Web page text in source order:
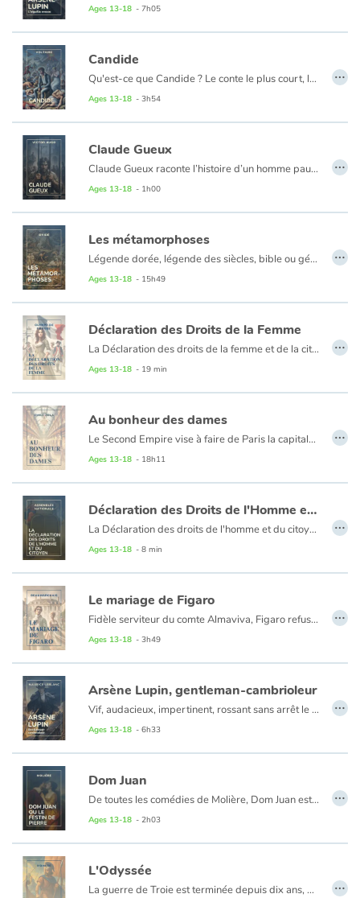
Ages 13-18 - 7h05
Candide
Qu'est-ce que Candide ? Le conte le plus court, le plus comique, le plus connu des Lumières. Condamné en plusieurs pays, lors de sa parution, pour indécence et effronterie, interdit de lecture par Diderot à sa fille, le voilà qui caracole aujourd'hui en tête des best-sellers de la littérature classique. On le porte au théâtre, on le met en musique, il attire les illustrateurs, inspire les cinéastes.
Ages 13-18 - 3h54
…
Claude Gueux
Claude Gueux raconte l’histoire d’un homme pauvre emprisonné pour avoir volé afin de nourrir sa famille. En prison, victime d’une injustice et d’un directeur cruel, Claude finit par commettre un meurtre et est condamné à mort. À travers ce récit inspiré d’un fait réel, Victor Hugo dénonce la misère sociale, l’inhumanité du système carcéral et la peine de mort.
Ages 13-18 - 1h00
…
Les métamorphoses
Légende dorée, légende des siècles, bible ou génie du paganisme, voici une œuvre qui, en douze mille vers, conte deux cent trente et une histoires de métamorphoses ; elles remontent, pour beaucoup, à l'origine du monde. Ovide, dans ses poèmes épiques et didactiques, nous a donné, des origines à Jules César, un des grands textes sur la genèse de l'humanité.La variété des styles, de l'horreur et du fantastique à l'élégie amoureuse, enchante le lecteur autant que Les Mille et Une Nuits. La grandeur de la Rome impériale, de l'Empire d'Occident s'y reflète. Les Métamorphoses sont l'une des sources principales de la littérature et des arts occidentaux. Comme les fontaines de Rome d'où l'eau ne cesse de jaillir, Les Métamorphoses sont à la fois un monument, et une source de la culture européenne.
Ages 13-18 - 15h49
…
Déclaration des Droits de la Femme
La Déclaration des droits de la femme et de la citoyenne reflète dans ses différentes parties la richesse saisissante de l’œuvre d'Olympe de Gouges et porte jusqu'à notre siècle la voix d'une révolutionnaire enthousiaste. Pierre angulaire du combat pour l'égalité entre les hommes et les femmes, ce texte redécouvert au début du XXe siècle continue de stimuler nos débats.
Ages 13-18 - 19 min
…
Au bonheur des dames
Le Second Empire vise à faire de Paris la capitale de la mode et du luxe. La ville se modernise. Les boutiques du Paris ancien laissent place peu à peu aux grands magasins, dans le voisinage des boulevards et de la gare Saint-Lazare. La nouvelle architecture illustre l'évolution des goûts : on entre dans le royaume de l'illusion. Octave Mouret, directeur du Bonheur des Dames, se lance dans le nouveau commerce. L'exploit du romancier est d'avoir transformé un épisode de notre histoire économique en aventure romanesque et en intrigue amoureuse. Rien d'idyllique pourtant : le magasin est construit sur un cadavre ensanglanté, et l'argent corrompt tout. Pour Zola, la réussite du grand magasin s'explique par la vanité des bourgeoises et le règne du paraître. Il nous décrit ici la fin et la naissance d'un monde : Paris, incarné ici dans un de ses mythes principaux, devient l'exemple de la cité moderne.
Ages 13-18 - 18h11
…
Déclaration des Droits de l'Homme et du Citoyen
La Déclaration des droits de l'homme et du citoyen (DDHC) de 1789 est un texte fondamental de la Révolution française qui énonce un ensemble de droits naturels individuels et communs, ainsi que les conditions de leur mise en œuvre. Ses derniers articles sont adoptés le 26 août 1789.
Ages 13-18 - 8 min
…
Le mariage de Figaro
Fidèle serviteur du comte Almaviva, Figaro refuse de plier devant les grands et leurs privilèges. Il défend avec humour son honneur et son amour, en un mot, son droit d'exister. Ruses, jalousie et quiproquos vont animer cette folle journée à une cadence effrénée.
Ages 13-18 - 3h49
…
Arsène Lupin, gentleman-cambrioleur
Vif, audacieux, impertinent, rossant sans arrêt le commissaire (qui ici, en l'occurrence, s'appelle l'inspecteur Ganimard), traînant les cœurs après lui et mettant les rieurs de son côté, se moquant des situations acquises, ridiculisant les bourgeois, portant secours aux faibles, Arsène Lupin, gentleman cambrioleur, est un Robin des Bois de la « Belle Époque ». Un Robin des Bois bien français : il ne se prend pas trop au sérieux, ses armes les plus meurtrières sont les traits d'esprit ; ce n'est pas un aristocrate qui vit comme un anarchiste mais un anarchiste qui vit comme un aristocrate.
Ages 13-18 - 6h33
…
Dom Juan
De toutes les comédies de Molière, Dom Juan est peut-être la plus fascinante : c'est que la course endiablée du «grand seigneur méchant homme», séducteur cynique et athée flanqué d'un valet burlesque, permet d'explorer toutes les tonalités du rire - de la franche bouffonnerie jusqu'à une ironie si corrosive qu'elle en devient parfois étonnamment grave, et presque inquiétante.
Ages 13-18 - 2h03
…
L'Odyssée
La guerre de Troie est terminée depuis dix ans, mais le roi Ulysse erre toujours sur les mers, loin de sa patrie, Ithaque. Pour retrouver son épouse Pénélope et son fils Télémaque, le héros devra affronter des monstres terribles : un Cyclope, des sirènes, sans oublier la magicienne Circé... Ulysse sortira-t-il indemne de ces épreuves ? Ne perdra-t-il pas, au contact de ces êtres cruels, une part d'humanité ? …